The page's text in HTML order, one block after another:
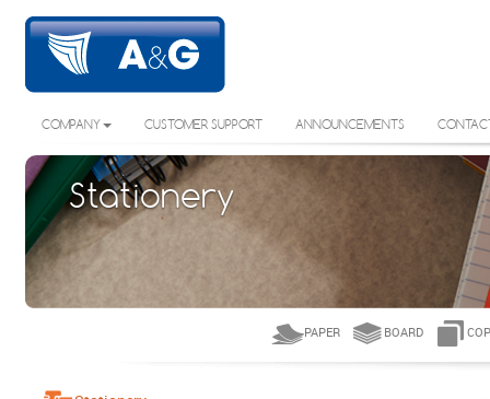
COMPANY CUSTOMER SUPPORT ANNOUNCEMENTS
Stationery
PAPER BOARD